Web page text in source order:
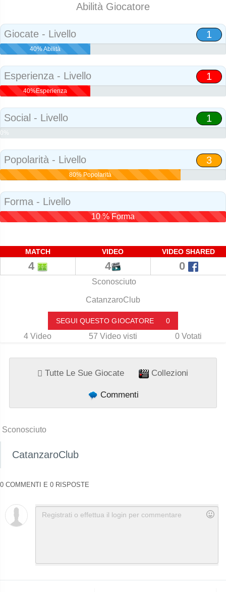
Abilità Giocatore
Giocate - Livello 1
40% Abilità
Esperienza - Livello 1
40%Esperienza
Social - Livello 1
0%
Popolarità - Livello 3
80% Popolarità
Forma - Livello
10 % Forma
MATCH VIDEO VIDEO SHARED
4 4 0
Sconosciuto
CatanzaroClub
SEGUI QUESTO GIOCATORE 0
4 Video 57 Video visti 0 Votati
Tutte Le Sue Giocate Collezioni
Commenti
Sconosciuto
CatanzaroClub
0 COMMENTI E 0 RISPOSTE